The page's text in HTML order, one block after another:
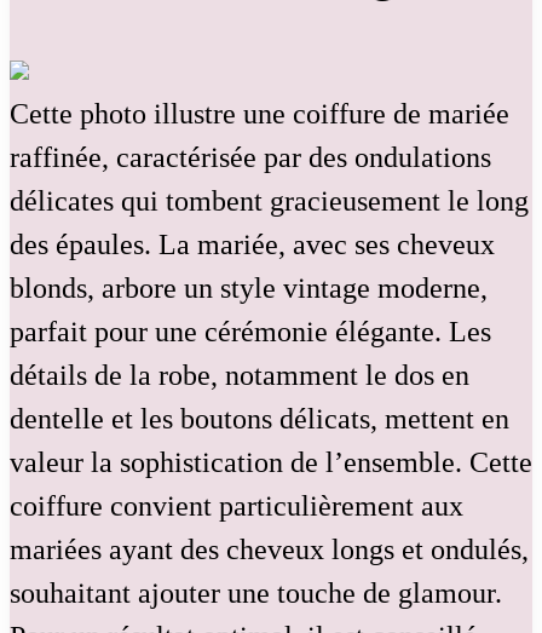
Cette photo illustre une coiffure de mariée
raffinée, caractérisée par des ondulations
délicates qui tombent gracieusement le long
des épaules. La mariée, avec ses cheveux
blonds, arbore un style vintage moderne,
parfait pour une cérémonie élégante. Les
détails de la robe, notamment le dos en
dentelle et les boutons délicats, mettent en
valeur la sophistication de l’ensemble. Cette
coiffure convient particulièrement aux
mariées ayant des cheveux longs et ondulés,
souhaitant ajouter une touche de glamour.